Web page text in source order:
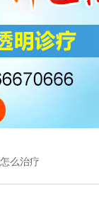
么治疗